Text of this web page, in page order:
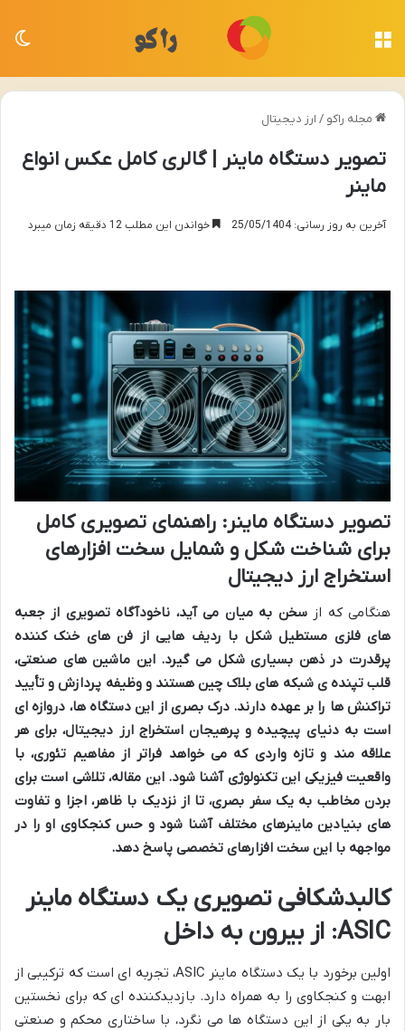
مجله راکو / ارز دیجیتال
تصویر دستگاه ماینر | گالری کامل عکس انواع
ماینر
آخرین به روز رسانی: 25/05/1404 خواندن این مطلب 12 دقیقه زمان میبرد
تصویر دستگاه ماینر: راهنمای تصویری کامل
برای شناخت شکل و شمایل سخت افزارهای
استخراج ارز دیجیتال
هنگامی که ازسخن به میان می آید، ناخودآگاه تصویری از جعبه
های فلزی مستطیل شکل با ردیف هایی از فن های خنک کننده
پرقدرت در ذهن بسیاری شکل می گیرد. این ماشین های صنعتی،
قلب تپنده ی شبکه های بلاک چین هستند و وظیفه پردازش و تأیید
تراکنش ها را بر عهده دارند. درک بصری از این دستگاه ها، دروازه ای
است به دنیای پیچیده و پرهیجان استخراج ارز دیجیتال، برای هر
علاقه مند و تازه واردی که می خواهد فراتر از مفاهیم تئوری، با
واقعیت فیزیکی این تکنولوژی آشنا شود. این مقاله، تلاشی است برای
بردن مخاطب به یک سفر بصری، تا از نزدیک با ظاهر، اجزا و تفاوت
های بنیادین ماینرهای مختلف آشنا شود و حس کنجکاوی او را در
مواجهه با این سخت افزارهای تخصصی پاسخ دهد.
کالبدشکافی تصویری یک دستگاه ماینر
ASIC: از بیرون به داخل
اولین برخورد با یک دستگاه ماینر ASIC، تجربه ای است که ترکیبی از
ابهت و کنجکاوی را به همراه دارد. بازدیدکننده ای که برای نخستین
بار به یکی از این دستگاه ها می نگرد، با ساختاری محکم و صنعتی